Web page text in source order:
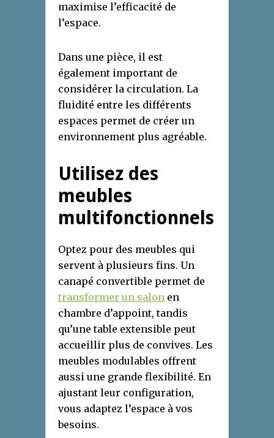
maximise l’efficacité de
l’espace.
Dans une pièce, il est
également important de
considérer la circulation. La
fluidité entre les différents
espaces permet de créer un
environnement plus agréable.
Utilisez des
meubles
multifonctionnels
Optez pour des meubles qui
servent à plusieurs fins. Un
canapé convertible permet de
transformer un salon en
chambre d’appoint, tandis
qu’une table extensible peut
accueillir plus de convives. Les
meubles modulables offrent
aussi une grande flexibilité. En
ajustant leur configuration,
vous adaptez l’espace à vos
besoins.